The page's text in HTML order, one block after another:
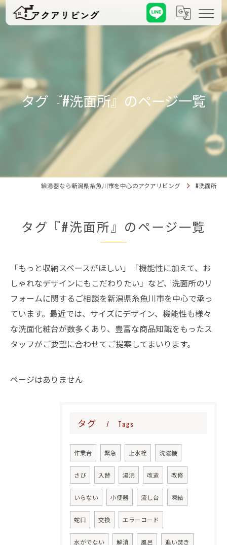
タグ『#洗面所』のページ一覧
給湯器なら新潟県糸魚川市を中心のアクアリビング #洗面所
タグ『#洗面所』のページ一覧
「もっと収納スペースがほしい」「機能性に加えて、お
しゃれなデザインにもこだわりたい」など、洗面所のリ
フォームに関するご相談を新潟県糸魚川市を中心で承っ
ています。最近では、サイズにデザイン、機能性も様々
な洗面化粧台が数多くあり、豊富な商品知識をもったス
タッフがご要望に合わせてご提案してまいります。
ページはありません
タグ Tags
作業台 緊急 止水栓 洗濯機
さび 入替 湯沸 改造 改修
いらない 小便器 流し台 凍結
蛇口 交換 エラーコード
水がでない 解消 風呂 追い焚き